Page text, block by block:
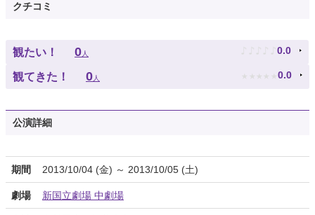
クチコミ
観たい！ 0人 ♪ ♪ ♪ ♪ ♪ 0.0
観てきた！ 0人 ★ ★ ★ ★ ★ 0.0
公演詳細
期間 2013/10/04 (金) ～ 2013/10/05 (土)
劇場 新国立劇場 中劇場